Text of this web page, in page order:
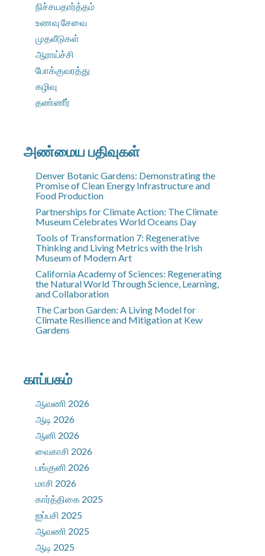
நிச்சயதார்த்தம்
உணவு சேவை
முதலீடுகள்
ஆராய்ச்சி
போக்குவரத்து
கழிவு
தண்ணீர்
அண்மைய பதிவுகள்
Denver Botanic Gardens: Demonstrating the
Promise of Clean Energy Infrastructure and
Food Production
Partnerships for Climate Action: The Climate
Museum Celebrates World Oceans Day
Tools of Transformation 7: Regenerative
Thinking and Living Metrics with the Irish
Museum of Modern Art
California Academy of Sciences: Regenerating
the Natural World Through Science, Learning,
and Collaboration
The Carbon Garden: A Living Model for
Climate Resilience and Mitigation at Kew
Gardens
காப்பகம்
ஆவணி 2026
ஆடி 2026
ஆனி 2026
வைகாசி 2026
பங்குனி 2026
மாசி 2026
கார்த்திகை 2025
ஐப்பசி 2025
ஆவணி 2025
ஆடி 2025